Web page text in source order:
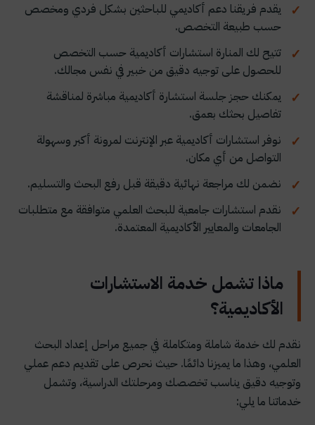
يقدم فريقنا دعم أكاديمي للباحثين بشكل فردي ومخصص
حسب طبيعة التخصص.
تتيح لك المنارة استشارات أكاديمية حسب التخصص
للحصول على توجيه دقيق من خبير في نفس مجالك.
يمكنك حجز جلسة استشارة أكاديمية مباشرة لمناقشة
تفاصيل بحثك بعمق.
نوفر استشارات أكاديمية عبر الإنترنت لمرونة أكبر وسهولة
التواصل من أي مكان.
نضمن لك مراجعة نهائية دقيقة قبل رفع البحث والتسليم.
نقدم استشارات جامعية للبحث العلمي متوافقة مع متطلبات
الجامعات والمعايير الأكاديمية المعتمدة.
ماذا تشمل خدمة الاستشارات
الأكاديمية؟
نقدم لك خدمة شاملة ومتكاملة في جميع مراحل إعداد البحث
العلمي، وهذا ما يميزنا دائمًا. حيث نحرص على تقديم دعم عملي
وتوجيه دقيق يناسب تخصصك ومرحلتك الدراسية، وتشمل
خدماتنا ما يلي: